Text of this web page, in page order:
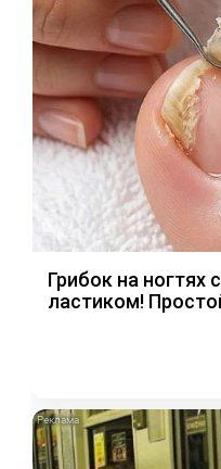
Грибок на ногтях
ластиком!